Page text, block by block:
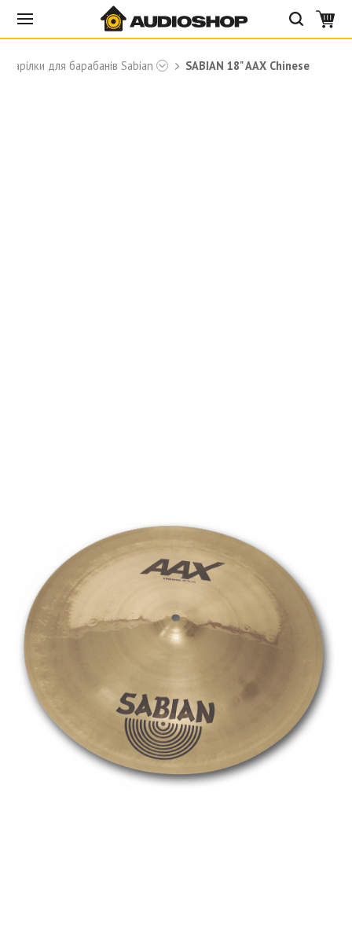
Тарілки для барабанів Sabian SABIAN 18" AAX Chinese